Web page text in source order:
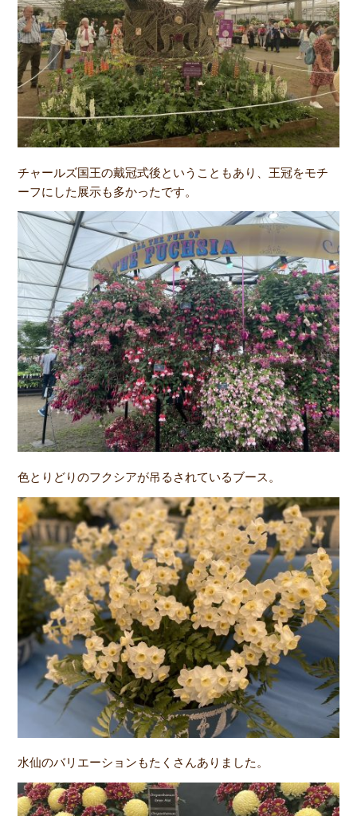
チャールズ国王の戴冠式後ということもあり、王冠をモチ
ーフにした展示も多かったです。
色とりどりのフクシアが吊るされているブース。
水仙のバリエーションもたくさんありました。